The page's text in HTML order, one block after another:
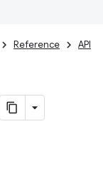
Reference API